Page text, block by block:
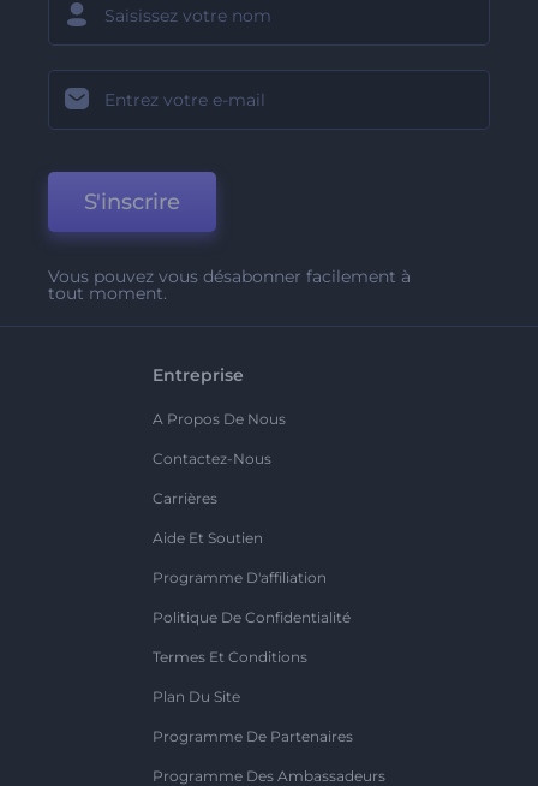
S'inscrire
Vous pouvez vous désabonner facilement à
tout moment.
Entreprise
A Propos De Nous
Contactez-Nous
Carrières
Aide Et Soutien
Programme D'affiliation
Politique De Confidentialité
Termes Et Conditions
Plan Du Site
Programme De Partenaires
Programme Des Ambassadeurs